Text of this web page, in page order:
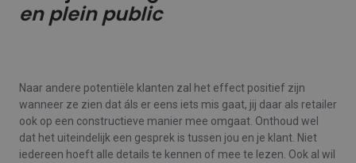
en plein public
Naar andere potentiële klanten zal het effect positief zijn
wanneer ze zien dat áls er eens iets mis gaat, jij daar als retailer
ook op een constructieve manier mee omgaat. Onthoud wel
dat het uiteindelijk een gesprek is tussen jou en je klant. Niet
iedereen hoeft alle details te kennen of mee te lezen. Ook al wil